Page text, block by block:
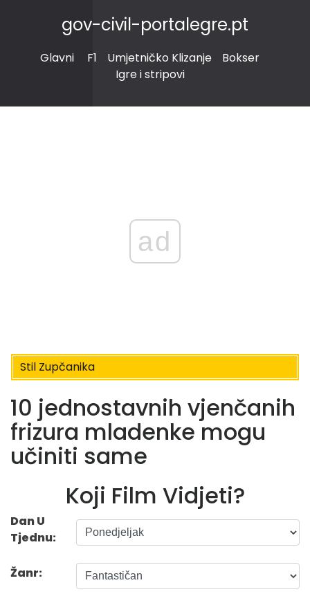
gov-civil-portalegre.pt
Glavni F1 Umjetničko Klizanje
Bokser
Igre i stripovi
ad
Stil Zupčanika
10 jednostavnih vjenčanih
frizura mladenke mogu
učiniti same
Koji Film Vidjeti?
Dan U
Tjednu:
Žanr: